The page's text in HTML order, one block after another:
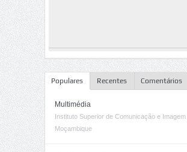
Populares Recentes Comentários
Multimédia
Instituto Superior de Comunicação e Imagem
Moçambique